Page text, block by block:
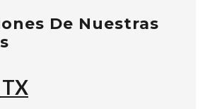
De Nuestras